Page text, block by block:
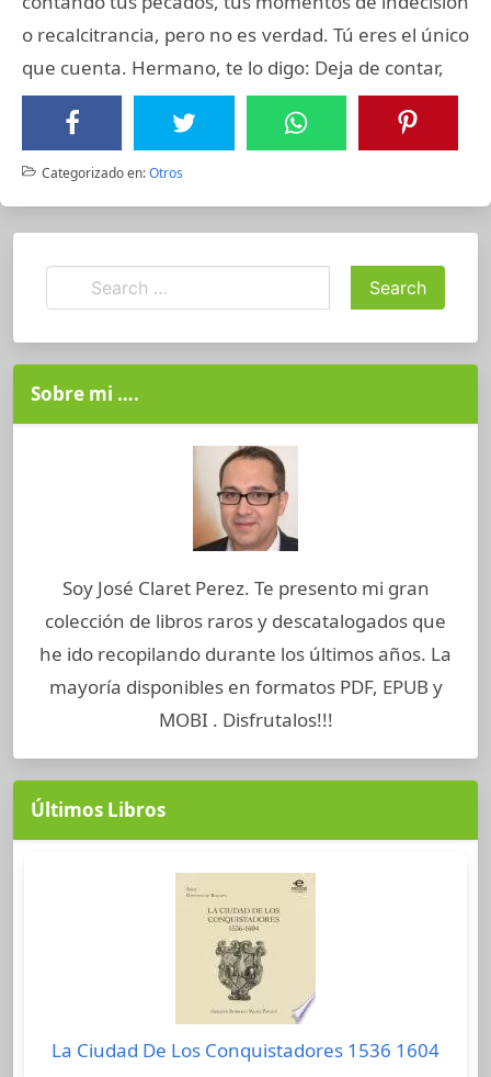
o recalcitrancia, pero no es verdad. Tú eres el único
que cuenta. Hermano, te lo digo: Deja de contar,
Categorizado en:Otros
Sobre mi ….
Soy José Claret Perez. Te presento mi gran
colección de libros raros y descatalogados que
he ido recopilando durante los últimos años. La
mayoría disponibles en formatos PDF, EPUB y
MOBI . Disfrutalos!!!
Últimos Libros
La Ciudad De Los Conquistadores 1536 1604